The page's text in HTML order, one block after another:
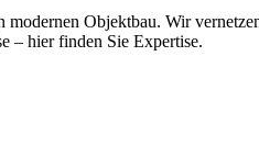
Objektbau. Wir
– hier finden Sie Expertise.